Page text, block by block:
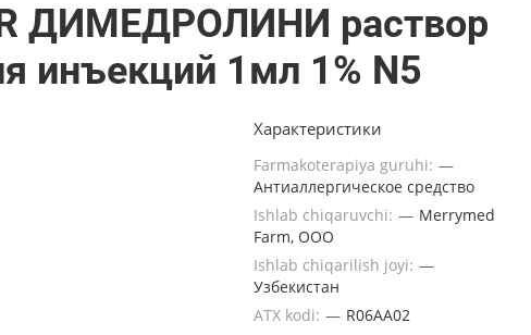
ДИМЕДРОЛИНИ раствор
инъекций 1мл 1% N5
Характеристики
Farmakoterapiya guruhi: —
Антиаллергическое средство
Ishlab chiqaruvchi: — Merrymed
Farm, ООО
Ishlab chiqarilish joyi: —
Узбекистан
ATX kodi: — R06AA02